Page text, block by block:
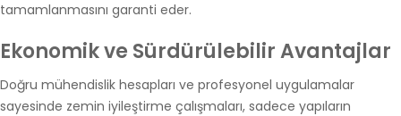
tamamlanmasını garanti eder.
Ekonomik ve Sürdürülebilir Avantajlar
Doğru mühendislik hesapları ve profesyonel uygulamalar
sayesinde zemin iyileştirme çalışmaları, sadece yapıların